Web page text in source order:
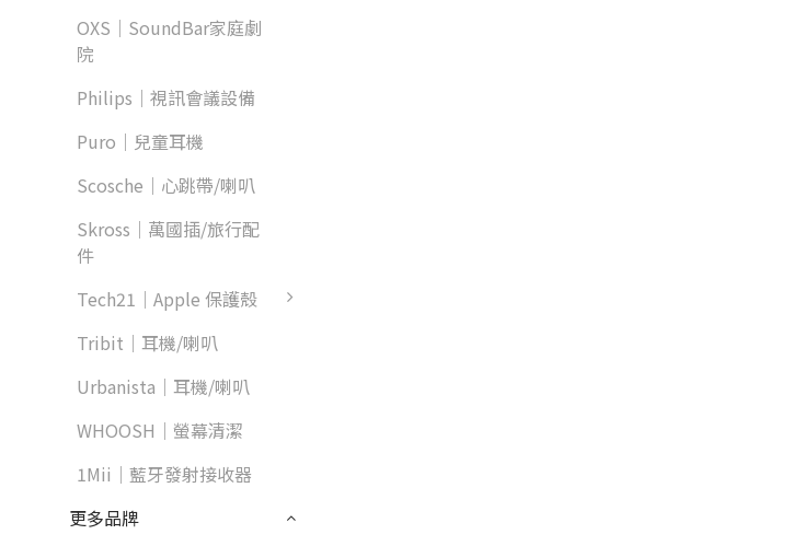
OXS｜SoundBar家庭劇
院
Philips｜視訊會議設備
Puro｜兒童耳機
Scosche｜心跳帶/喇叭
Skross｜萬國插/旅行配
件
Tech21｜Apple 保護殼
Tribit｜耳機/喇叭
Urbanista｜耳機/喇叭
WHOOSH｜螢幕清潔
1Mii｜藍牙發射接收器
更多品牌